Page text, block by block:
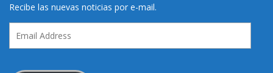
Recibe las nuevas noticias por e-mail.
Address